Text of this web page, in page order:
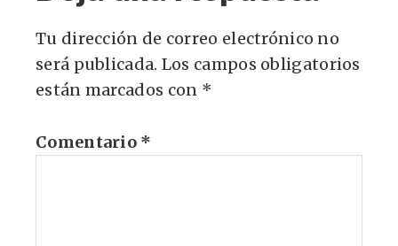
Tu dirección de correo electrónico no
será publicada. Los campos obligatorios
están marcados con *
Comentario *